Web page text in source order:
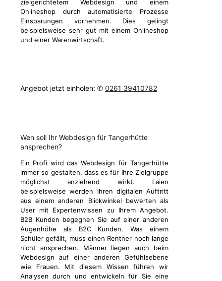
zielgerichtetem Webdesign und einem
Onlineshop durch automatisierte Prozesse
Einsparungen vornehmen. Dies gelingt
beispielsweise sehr gut mit einem Onlineshop
und einer Warenwirtschaft.
Angebot jetzt einholen: ✆ 0261 39410782
Wen soll Ihr Webdesign für Tangerhütte
ansprechen?
Ein Profi wird das Webdesign für Tangerhütte
immer so gestalten, dass es für Ihre Zielgruppe
möglichst anziehend wirkt. Laien
beispielsweise werden Ihren digitalen Auftritt
aus einem anderen Blickwinkel bewerten als
User mit Expertenwissen zu Ihrem Angebot.
B2B Kunden begegnen Sie auf einer anderen
Augenhöhe als B2C Kunden. Was einem
Schüler gefällt, muss einen Rentner noch lange
nicht ansprechen. Männer liegen auch beim
Webdesign auf einer anderen Gefühlsebene
wie Frauen. Mit diesem Wissen führen wir
Analysen durch und entwickeln für Sie eine